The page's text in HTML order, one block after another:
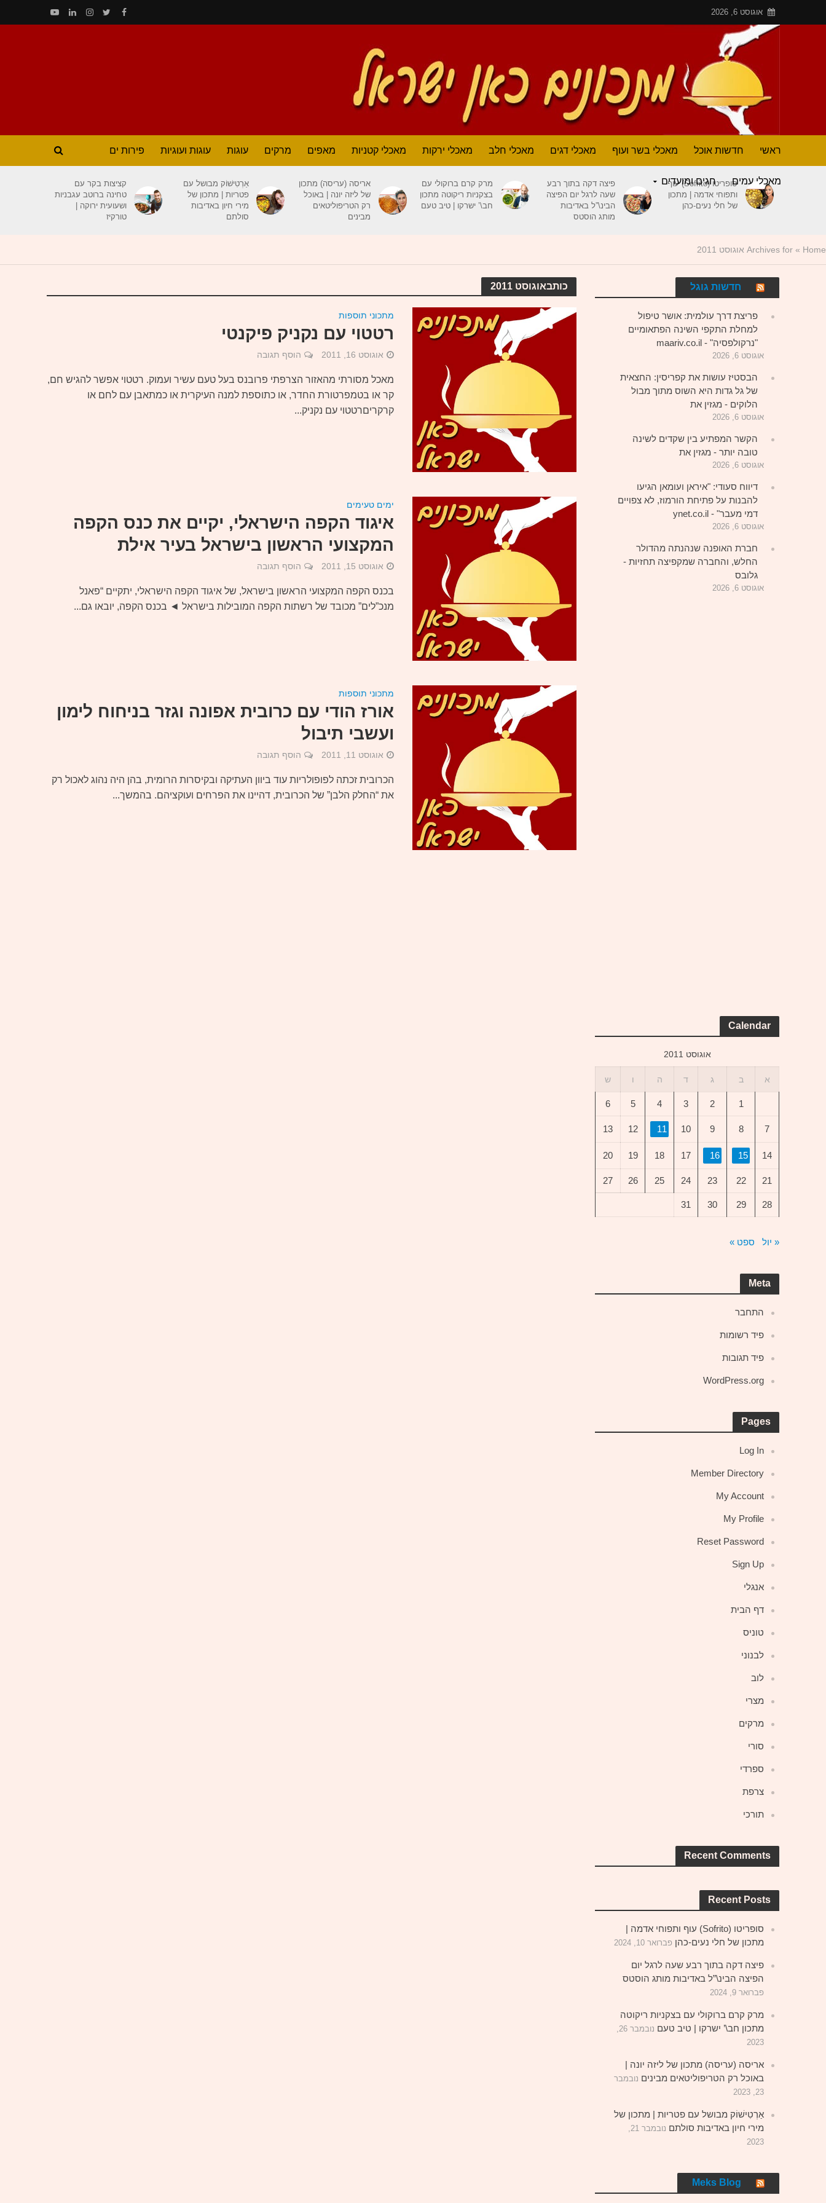
אוגוסט 6, 2026
ראשי חדשות אוכל מאכלי בשר ועוף מאכלי דגים מאכלי חלב מאכלי ירקות מאכלי קטניות מאפים מרקים עוגות עוגות ועוגיות פירות ים
מאכלי עמים חגים ומועדים
סופריטו (Sofrito) עוף
ותפוחי אדמה | מתכון
של חלי נעים-כהן
פיצה דקה בתוך רבע
שעה לרגל יום הפיצה
הבינ\”ל באדיבות
מותג הוסטס
מרק קרם ברוקולי עם
בצקניות ריקוטה מתכון
חב\’ ישרקו | טיב טעם
אריסה (עריסה) מתכון
של ליזה יונה | באוכל
רק הטריפוליטאים
מבינים
אַרְטִישׁוֹק מבושל עם
פטריות | מתכון של
מירי חיון באדיבות
סולתם
קציצות בקר עם
טחינה ברוטב עגבניות
ושעועית ירוקה |
טורקיז
Home
» Archives for אוגוסט 2011
כותבאוגוסט 2011
מתכוני תוספות
רטטוי עם נקניק פיקנטי
אוגוסט 16, 2011 הוסף תגובה
מאכל מסורתי מהאזור הצרפתי פרובנס בעל טעם עשיר ועמוק. רטטוי אפשר להגיש חם,
קר או בטמפרטורת החדר, או כתוספת למנה העיקרית או כמתאבן עם לחם או
קרקריםרטטוי עם נקניק...
ימים טעימים
איגוד הקפה הישראלי, יקיים את כנס הקפה
המקצועי הראשון בישראל בעיר אילת
אוגוסט 15, 2011 הוסף תגובה
בכנס הקפה המקצועי הראשון בישראל, של איגוד הקפה הישראלי, יתקיים “פאנל
מנכ”לים” מכובד של רשתות הקפה המובילות בישראל ◄ בכנס הקפה, יובאו גם...
מתכוני תוספות
אורז הודי עם כרובית אפונה וגזר בניחוח לימון
ועשבי תיבול
אוגוסט 11, 2011 הוסף תגובה
הכרובית זכתה לפופולריות עוד ביוון העתיקה ובקיסרות הרומית, בהן היה נהוג לאכול רק
את “החלק הלבן” של הכרובית, דהיינו את הפרחים ועוקציהם. בהמשך...
חדשות גוגל
פריצת דרך עולמית: אושר טיפול
למחלת התקפי השינה הפתאומיים
"נרקולפסיה" - maariv.co.il
אוגוסט 6, 2026
הבסטיז עושות את קפריסין: החצאית
של גל גדות היא השוס מתוך מבול
הלוקים - מגזין את
אוגוסט 6, 2026
הקשר המפתיע בין שקדים לשינה
טובה יותר - מגזין את
אוגוסט 6, 2026
דיווח סעודי: "איראן ועומאן הגיעו
להבנות על פתיחת הורמוז, לא צפויים
דמי מעבר" - ynet.co.il
אוגוסט 6, 2026
חברת האופנה שנהנתה מהדולר
החלש, והחברה שמקפיצה תחזיות -
גלובס
אוגוסט 6, 2026
Calendar
אוגוסט 2011
א ב ג ד ה ו ש
1
2
3
4
5
6
7
8
9
10
11
12
13
14
15
16
17
18
19
20
21
22
23
24
25
26
27
28
29
30
31
« יול ספט »
Meta
התחבר
פיד רשומות
פיד תגובות
WordPress.org
Pages
Log In
Member Directory
My Account
My Profile
Reset Password
Sign Up
אנגלי
דף הבית
טוניס
לבנוני
לוב
מצרי
מרקים
סורי
ספרדי
צרפת
תורכי
Recent Comments
Recent Posts
סופריטו (Sofrito) עוף ותפוחי אדמה |
מתכון של חלי נעים-כהן פברואר 10, 2024
פיצה דקה בתוך רבע שעה לרגל יום
הפיצה הבינ\”ל באדיבות מותג הוסטס
פברואר 9, 2024
מרק קרם ברוקולי עם בצקניות ריקוטה
מתכון חב\’ ישרקו | טיב טעם
נובמבר 26,
2023
אריסה (עריסה) מתכון של ליזה יונה |
באוכל רק הטריפוליטאים מבינים נובמבר
23, 2023
אַרְטִישׁוֹק מבושל עם פטריות | מתכון של
מירי חיון באדיבות סולתם
נובמבר 21,
2023
Meks Blog